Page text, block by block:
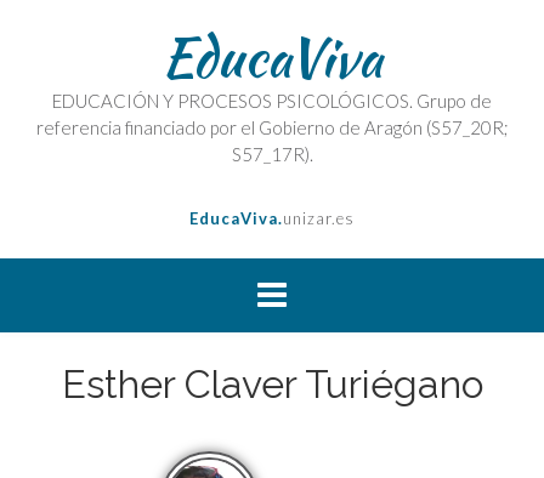
EducaViva
EDUCACIÓN Y PROCESOS PSICOLÓGICOS. Grupo de
referencia financiado por el Gobierno de Aragón (S57_20R;
S57_17R).
EducaViva.unizar.es
Esther Claver Turiégano